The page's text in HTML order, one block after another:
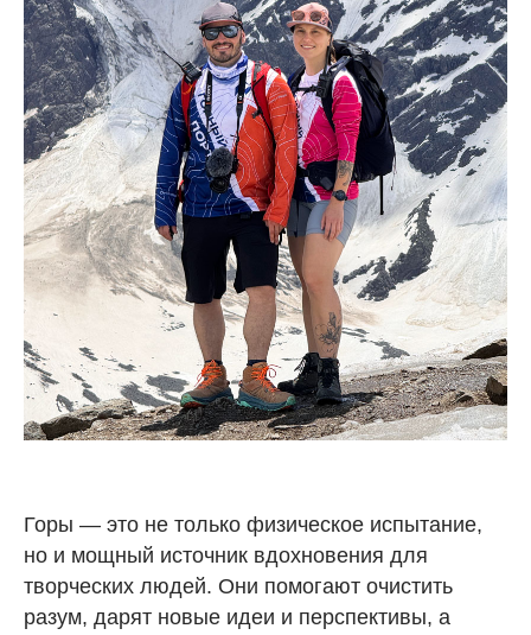
Горы — это не только физическое испытание,
но и мощный источник вдохновения для
творческих людей. Они помогают очистить
разум, дарят новые идеи и перспективы, а